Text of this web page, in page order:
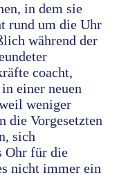
in dem sie
rund um die Uhr
während der
coacht,
einer neuen
weniger
die Vorgesetzten
sich
Ohr für die
nicht immer ein